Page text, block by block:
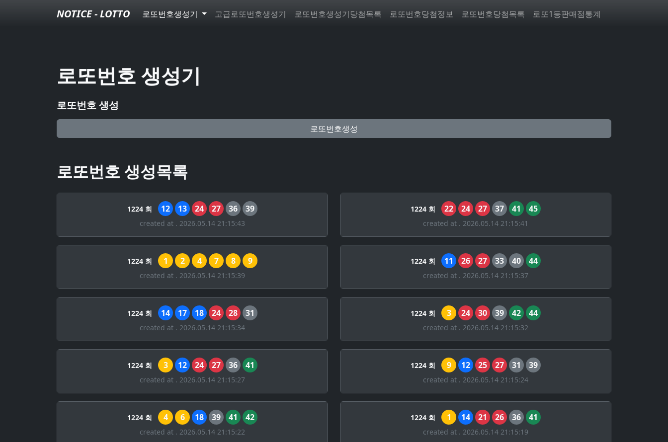
NOTICE - LOTTO 로또번호생성기 고급로또번호생성기 로또번호생성기당첨목록 로또번호당첨정보 로또번호당첨목록 로또1등판매점통계
로또번호 생성기
로또번호 생성
로또번호생성
로또번호 생성목록
1224 회 12 13 24 27 36 39
created at . 2026.05.14 21:15:43
1224 회 22 24 27 37 41 45
created at . 2026.05.14 21:15:41
1224 회 1 2 4 7 8 9
created at . 2026.05.14 21:15:39
1224 회 11 26 27 33 40 44
created at . 2026.05.14 21:15:37
1224 회 14 17 18 24 28 31
created at . 2026.05.14 21:15:34
1224 회 3 24 30 39 42 44
created at . 2026.05.14 21:15:32
1224 회 3 12 24 27 36 41
created at . 2026.05.14 21:15:27
1224 회 9 12 25 27 31 39
created at . 2026.05.14 21:15:24
1224 회 4 6 18 39 41 42
created at . 2026.05.14 21:15:22
1224 회 1 14 21 26 36 41
created at . 2026.05.14 21:15:19